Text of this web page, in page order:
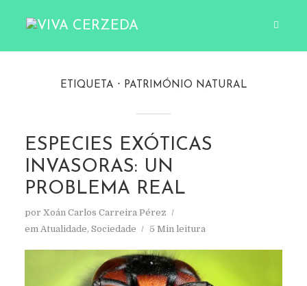
ETIQUETA PATRIMÓNIO NATURAL
ESPECIES EXÓTICAS
INVASORAS: UN
PROBLEMA REAL
por Xoán Carlos Carreira Pérez
em Atualidade, Sociedade 5 Min leitura